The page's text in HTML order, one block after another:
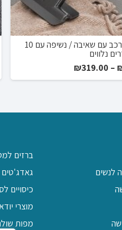
שואב אבק אלחוטי ידני לרכב עם שאיבה / נשיפה עם 10
נלווים
–
₪319.00
מחירים:
לנשים
ברזים
כיסויים
מוצרי
מפות